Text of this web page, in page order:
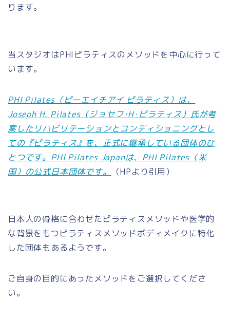
ります。
当スタジオはPHIピラティスのメソッドを中心に行って
います。
PHI Pilates（ピーエイチアイ ピラティス）は、
Joseph H. Pilates（ジョセフ･H･ピラティス）氏が考
案したリハビリテーションとコンディショニングとし
ての『ピラティス』を、正式に継承している団体のひ
とつです。PHI Pilates Japanは、PHI Pilates（米
国）の公式日本団体です。
（HPより引用）
日本人の骨格に合わせたピラティスメソッドや医学的
な背景をもつピラティスメソッドボディメイクに特化
した団体もあるようです。
ご自身の目的にあったメソッドをご選択してくださ
い。